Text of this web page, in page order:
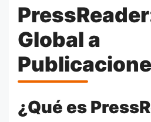
Global a
¿Qué es